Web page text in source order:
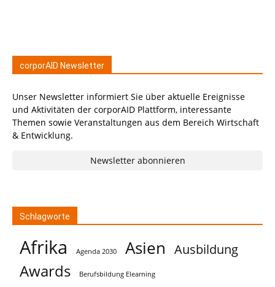
corporAID Newsletter
Unser Newsletter informiert Sie über aktuelle Ereignisse
und Aktivitäten der corporAID Plattform, interessante
Themen sowie Veranstaltungen aus dem Bereich Wirtschaft
& Entwicklung.
Newsletter abonnieren
Schlagworte
Afrika Agenda 2030 Asien Ausbildung
Awards Berufsbildung Elearning